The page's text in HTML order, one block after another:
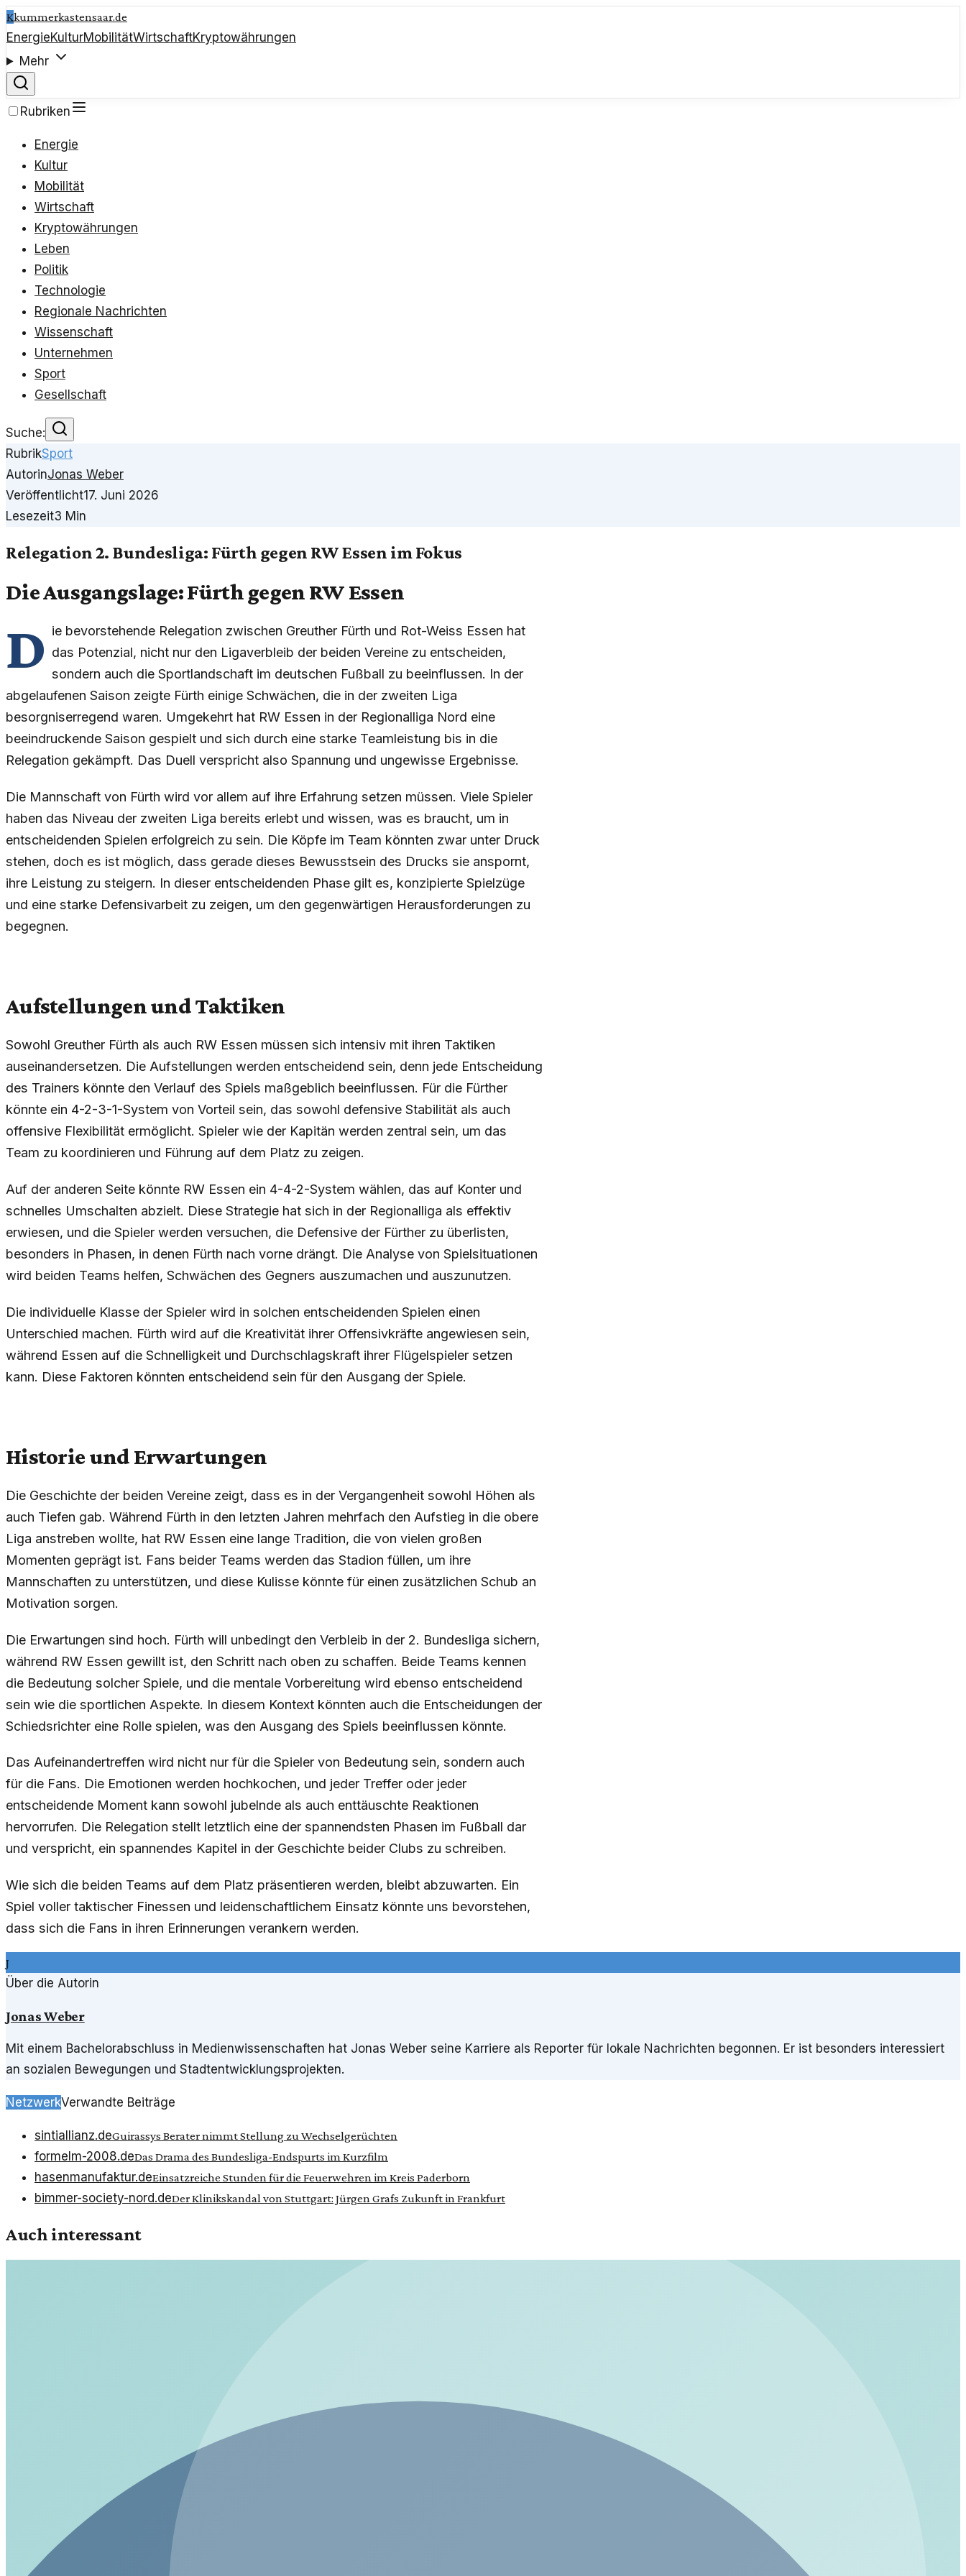
Kkummerkastensaar.de
EnergieKulturMobilitätWirtschaftKryptowährungen
Mehr
Rubriken
Energie
Kultur
Mobilität
Wirtschaft
Kryptowährungen
Leben
Politik
Technologie
Regionale Nachrichten
Wissenschaft
Unternehmen
Sport
Gesellschaft
Suche:
RubrikSport
AutorinJonas Weber
Veröffentlicht17. Juni 2026
Lesezeit3 Min
Relegation 2. Bundesliga: Fürth gegen RW Essen im Fokus
Die Ausgangslage: Fürth gegen RW Essen
D ie bevorstehende Relegation zwischen Greuther Fürth und Rot-Weiss Essen hat
das Potenzial, nicht nur den Ligaverbleib der beiden Vereine zu entscheiden,
sondern auch die Sportlandschaft im deutschen Fußball zu beeinflussen. In der
abgelaufenen Saison zeigte Fürth einige Schwächen, die in der zweiten Liga
besorgniserregend waren. Umgekehrt hat RW Essen in der Regionalliga Nord eine
beeindruckende Saison gespielt und sich durch eine starke Teamleistung bis in die
Relegation gekämpft. Das Duell verspricht also Spannung und ungewisse Ergebnisse.
Die Mannschaft von Fürth wird vor allem auf ihre Erfahrung setzen müssen. Viele Spieler
haben das Niveau der zweiten Liga bereits erlebt und wissen, was es braucht, um in
entscheidenden Spielen erfolgreich zu sein. Die Köpfe im Team könnten zwar unter Druck
stehen, doch es ist möglich, dass gerade dieses Bewusstsein des Drucks sie anspornt,
ihre Leistung zu steigern. In dieser entscheidenden Phase gilt es, konzipierte Spielzüge
und eine starke Defensivarbeit zu zeigen, um den gegenwärtigen Herausforderungen zu
begegnen.
Aufstellungen und Taktiken
Sowohl Greuther Fürth als auch RW Essen müssen sich intensiv mit ihren Taktiken
auseinandersetzen. Die Aufstellungen werden entscheidend sein, denn jede Entscheidung
des Trainers könnte den Verlauf des Spiels maßgeblich beeinflussen. Für die Fürther
könnte ein 4-2-3-1-System von Vorteil sein, das sowohl defensive Stabilität als auch
offensive Flexibilität ermöglicht. Spieler wie der Kapitän werden zentral sein, um das
Team zu koordinieren und Führung auf dem Platz zu zeigen.
Auf der anderen Seite könnte RW Essen ein 4-4-2-System wählen, das auf Konter und
schnelles Umschalten abzielt. Diese Strategie hat sich in der Regionalliga als effektiv
erwiesen, und die Spieler werden versuchen, die Defensive der Fürther zu überlisten,
besonders in Phasen, in denen Fürth nach vorne drängt. Die Analyse von Spielsituationen
wird beiden Teams helfen, Schwächen des Gegners auszumachen und auszunutzen.
Die individuelle Klasse der Spieler wird in solchen entscheidenden Spielen einen
Unterschied machen. Fürth wird auf die Kreativität ihrer Offensivkräfte angewiesen sein,
während Essen auf die Schnelligkeit und Durchschlagskraft ihrer Flügelspieler setzen
kann. Diese Faktoren könnten entscheidend sein für den Ausgang der Spiele.
Historie und Erwartungen
Die Geschichte der beiden Vereine zeigt, dass es in der Vergangenheit sowohl Höhen als
auch Tiefen gab. Während Fürth in den letzten Jahren mehrfach den Aufstieg in die obere
Liga anstreben wollte, hat RW Essen eine lange Tradition, die von vielen großen
Momenten geprägt ist. Fans beider Teams werden das Stadion füllen, um ihre
Mannschaften zu unterstützen, und diese Kulisse könnte für einen zusätzlichen Schub an
Motivation sorgen.
Die Erwartungen sind hoch. Fürth will unbedingt den Verbleib in der 2. Bundesliga sichern,
während RW Essen gewillt ist, den Schritt nach oben zu schaffen. Beide Teams kennen
die Bedeutung solcher Spiele, und die mentale Vorbereitung wird ebenso entscheidend
sein wie die sportlichen Aspekte. In diesem Kontext könnten auch die Entscheidungen der
Schiedsrichter eine Rolle spielen, was den Ausgang des Spiels beeinflussen könnte.
Das Aufeinandertreffen wird nicht nur für die Spieler von Bedeutung sein, sondern auch
für die Fans. Die Emotionen werden hochkochen, und jeder Treffer oder jeder
entscheidende Moment kann sowohl jubelnde als auch enttäuschte Reaktionen
hervorrufen. Die Relegation stellt letztlich eine der spannendsten Phasen im Fußball dar
und verspricht, ein spannendes Kapitel in der Geschichte beider Clubs zu schreiben.
Wie sich die beiden Teams auf dem Platz präsentieren werden, bleibt abzuwarten. Ein
Spiel voller taktischer Finessen und leidenschaftlichem Einsatz könnte uns bevorstehen,
dass sich die Fans in ihren Erinnerungen verankern werden.
J
Über die Autorin
Jonas Weber
Mit einem Bachelorabschluss in Medienwissenschaften hat Jonas Weber seine Karriere als Reporter für lokale Nachrichten begonnen. Er ist besonders interessiert
an sozialen Bewegungen und Stadtentwicklungsprojekten.
NetzwerkVerwandte Beiträge
sintiallianz.deGuirassys Berater nimmt Stellung zu Wechselgerüchten
formelm-2008.deDas Drama des Bundesliga-Endspurts im Kurzfilm
hasenmanufaktur.deEinsatzreiche Stunden für die Feuerwehren im Kreis Paderborn
bimmer-society-nord.deDer Klinikskandal von Stuttgart: Jürgen Grafs Zukunft in Frankfurt
Auch interessant